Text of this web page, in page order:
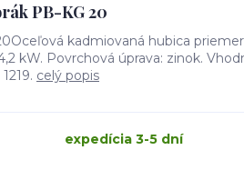
PB-KG 20
kadmiovaná hubica
kW. Povrchová úprava: zinok.
celý popis
expedícia 3-5 dní